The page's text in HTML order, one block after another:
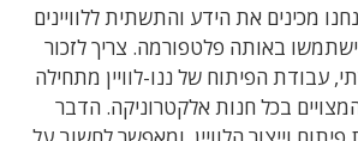
מכינים את הידע והתשתית ללוויינים
באותה פלטפורמה. צריך לזכור
עבודת הפיתוח של ננו-לוויין מתחילה
בכל חנות אלקטרוניקה. הדבר